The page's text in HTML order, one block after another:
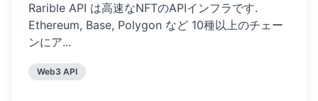
Rarible API は高速なNFTのAPIインフラです.
Ethereum, Base, Polygon など 10種以上のチェー
ンにア...
Web3 API